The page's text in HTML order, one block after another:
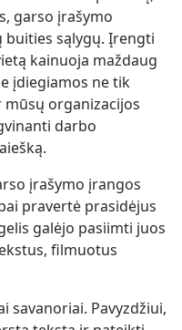
garso įrašymo
sąlygų. Įrengti
kainuoja maždaug
įdiegiamos ne tik
organizacijos
darbo
įrašymo įrangos
pravertė prasidėjus
galėjo pasiimti juos
filmuotus
savanoriai. Pavyzdžiui,